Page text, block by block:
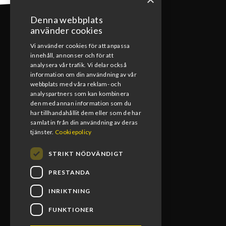
KONTAKT
0492-15391
info@blomsmx.com
Tegelbruksgatan 8, 598 40 Vimmerby
Denna webbplats
använder cookies
Vi använder cookies för att anpassa
innehåll, annonser och för att
analysera vår trafik. Vi delar också
information om din användning av vår
webbplats med våra reklam- och
analyspartners som kan kombinera
den med annan information som du
har tillhandahållit dem eller som de har
samlat in från din användning av deras
tjänster. Cookiepolicy
STRIKT NÖDVÄNDIGT
PRESTANDA
INRIKTNING
FUNKTIONER